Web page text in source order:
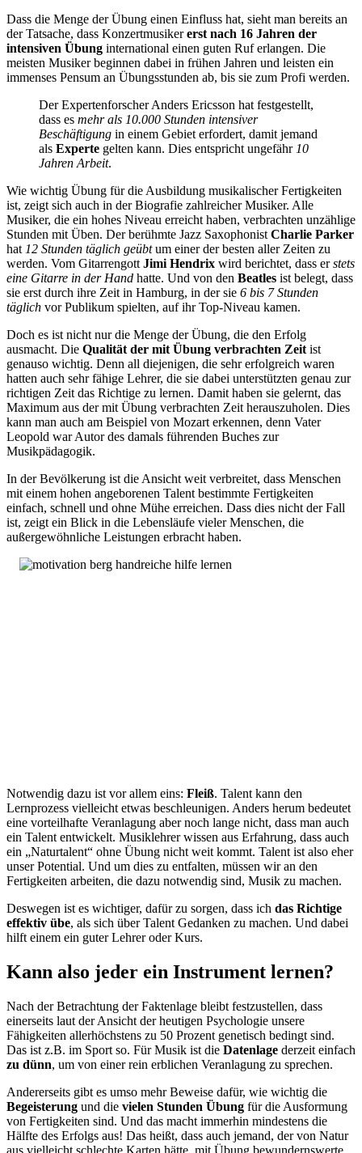
Dass die Menge der Übung einen Einfluss hat, sieht man bereits an
der Tatsache, dass Konzertmusikererst nach 16 Jahren der
intensiven Übung international einen guten Ruf erlangen. Die
meisten Musiker beginnen dabei in frühen Jahren und leisten ein
immenses Pensum an Übungsstunden ab, bis sie zum Profi werden.
Der Expertenforscher Anders Ericsson hat festgestellt,
dass es mehr als 10.000 Stunden intensiver
Beschäftigung in einem Gebiet erfordert, damit jemand
als Experte gelten kann. Dies entspricht ungefähr 10
Jahren Arbeit.
Wie wichtig Übung für die Ausbildung musikalischer Fertigkeiten
ist, zeigt sich auch in der Biografie zahlreicher Musiker. Alle
Musiker, die ein hohes Niveau erreicht haben, verbrachten unzählige
Stunden mit Üben. Der berühmte Jazz Saxophonist Charlie Parker
hat 12 Stunden täglich geübtum einer der besten aller Zeiten zu
werden. Vom Gitarrengott Jimi Hendrix wird berichtet, dass erstets
eine Gitarre in der Hand hatte. Und von den Beatles ist belegt, dass
sie erst durch ihre Zeit in Hamburg, in der sie 6 bis 7 Stunden
täglich vor Publikum spielten, auf ihr Top-Niveau kamen.
Doch es ist nicht nur die Menge der Übung, die den Erfolg
ausmacht. Die Qualität der mit Übung verbrachten Zeit ist
genauso wichtig. Denn all diejenigen, die sehr erfolgreich waren
hatten auch sehr fähige Lehrer, die sie dabei unterstützten genau zur
richtigen Zeit das Richtige zu lernen. Damit haben sie gelernt, das
Maximum aus der mit Übung verbrachten Zeit herauszuholen. Dies
kann man auch am Beispiel von Mozart erkennen, denn Vater
Leopold war Autor des damals führenden Buches zur
Musikpädagogik.
In der Bevölkerung ist die Ansicht weit verbreitet, dass Menschen
mit einem hohen angeborenen Talent bestimmte Fertigkeiten
einfach, schnell und ohne Mühe erreichen. Dass dies nicht der Fall
ist, zeigt ein Blick in die Lebensläufe vieler Menschen, die
außergewöhnliche Leistungen erbracht haben.
Notwendig dazu ist vor allem eins: Fleiß. Talent kann den
Lernprozess vielleicht etwas beschleunigen. Anders herum bedeutet
eine vorteilhafte Veranlagung aber noch lange nicht, dass man auch
ein Talent entwickelt. Musiklehrer wissen aus Erfahrung, dass auch
ein „Naturtalent“ ohne Übung nicht weit kommt. Talent ist also eher
unser Potential. Und um dies zu entfalten, müssen wir an den
Fertigkeiten arbeiten, die dazu notwendig sind, Musik zu machen.
Deswegen ist es wichtiger, dafür zu sorgen, dass ich das Richtige
effektiv übe, als sich über Talent Gedanken zu machen. Und dabei
hilft einem ein guter Lehrer oder Kurs.
Kann also jeder ein Instrument lernen?
Nach der Betrachtung der Faktenlage bleibt festzustellen, dass
einerseits laut der Ansicht der heutigen Psychologie unsere
Fähigkeiten allerhöchstens zu 50 Prozent genetisch bedingt sind.
Das ist z.B. im Sport so. Für Musik ist die Datenlage derzeit einfach
zu dünn, um von einer rein erblichen Veranlagung zu sprechen.
Andererseits gibt es umso mehr Beweise dafür, wie wichtig die
Begeisterung und die vielen Stunden Übung für die Ausformung
von Fertigkeiten sind. Und das macht immerhin mindestens die
Hälfte des Erfolgs aus! Das heißt, dass auch jemand, der von Natur
aus vielleicht schlechte Karten hätte, mit Übung bewundernswerte